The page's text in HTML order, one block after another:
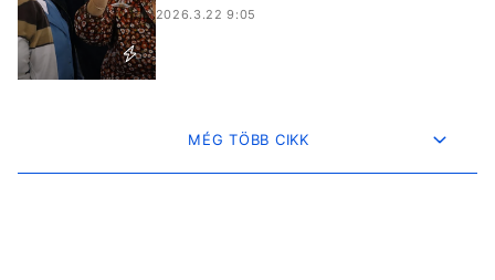
2026.3.22 9:05
MÉG TÖBB CIKK